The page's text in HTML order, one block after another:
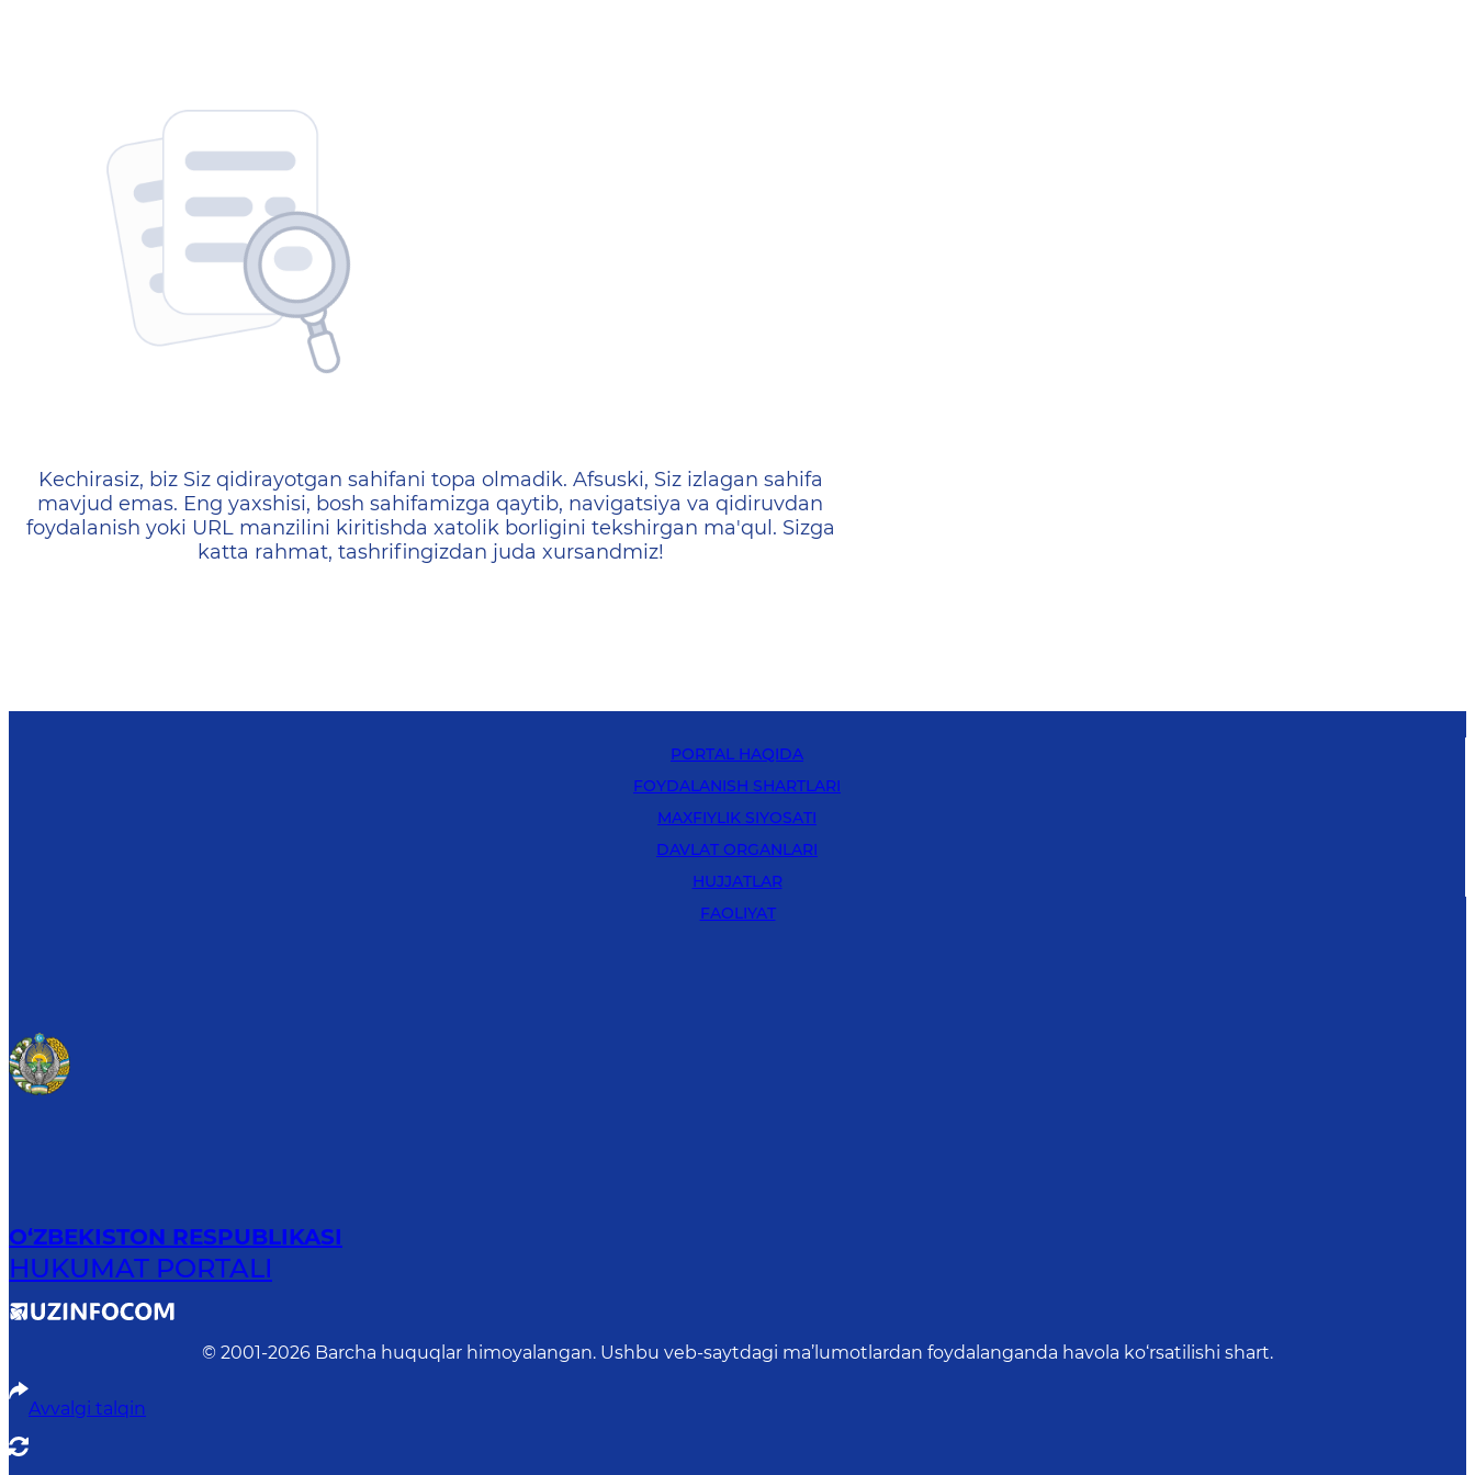
404 — Страница не найдена
Kechirasiz, biz Siz qidirayotgan sahifani topa olmadik. Afsuski, Siz izlagan sahifa
mavjud emas. Eng yaxshisi, bosh sahifamizga qaytib, navigatsiya va qidiruvdan
foydalanish yoki URL manzilini kiritishda xatolik borligini tekshirgan ma'qul. Sizga
katta rahmat, tashrifingizdan juda xursandmiz!
PORTAL HAQIDA
FOYDALANISH SHARTLARI
MAXFIYLIK SIYOSATI
DAVLAT ORGANLARI
HUJJATLAR
FAOLIYAT
O‘ZBEKISTON RESPUBLIKASI
HUKUMAT PORTALI
© 2001-2026 Barcha huquqlar himoyalangan. Ushbu veb-saytdagi ma’lumotlardan foydalanganda havola ko‘rsatilishi shart.
Avvalgi talqin